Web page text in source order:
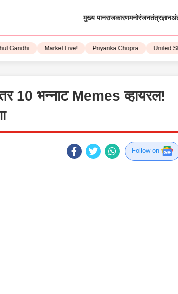
मुख्य पानराजकारणमनोरंजनतंत्रज्ञान
Market Live! Priyanka Chopra United State
10 भन्नाट Memes व्हायरल!
Follow on